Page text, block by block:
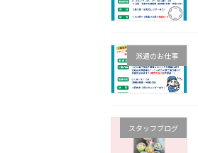
派遣のお仕事
スタッフブログ